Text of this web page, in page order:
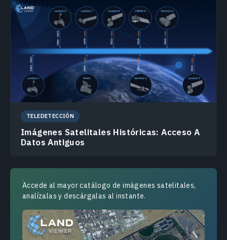
TELEDETECCIÓN
Imágenes Satelitales Históricas: Acceso A
Datos Antiguos
Accede al mayor catálogo de imágenes satelitales,
analízalas y descárgalas al instante.